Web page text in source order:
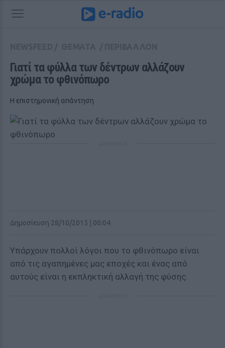
Γιατί τα φύλλα των δέντρων αλλάζουν
χρώμα το φθινόπωρο
Η επιστημονική απάντηση
Δημοσίευση 28/10/2015 | 00:04
Υπάρχουν πολλοί λόγοι που το φθινόπωρο είναι
από τις αγαπημένες μας εποχές και ένας από
αυτούς είναι η εκπληκτική αλλαγή της φύσης.